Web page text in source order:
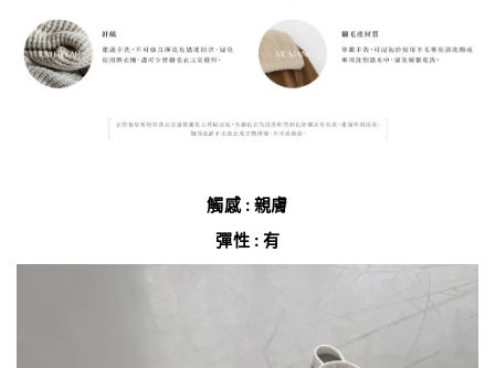
觸感 : 親膚
彈性 : 有